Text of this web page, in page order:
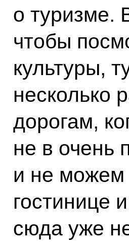
о туризме.
чтобы
культуры,
несколько
дорогам,
не в очень
и не можем
гостинице
сюда уже